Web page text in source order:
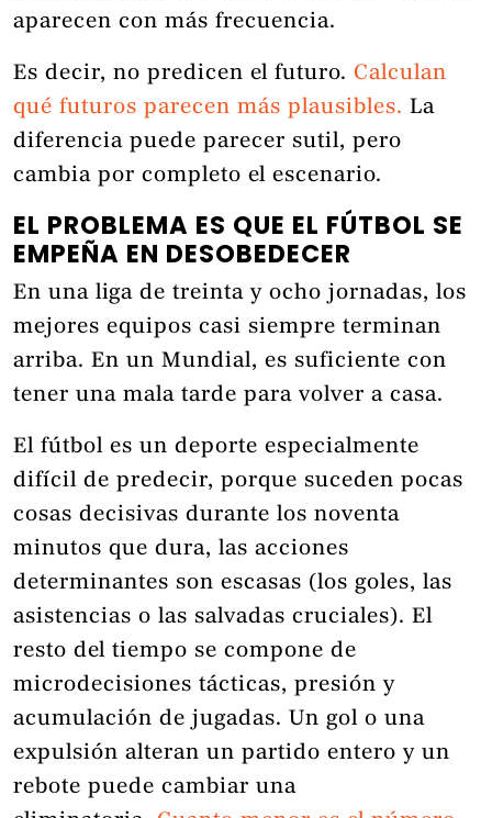
aparecen con más frecuencia.
Es decir, no predicen el futuro. Calculan
qué futuros parecen más plausibles. La
diferencia puede parecer sutil, pero
cambia por completo el escenario.
EL PROBLEMA ES QUE EL FÚTBOL SE
EMPEÑA EN DESOBEDECER
En una liga de treinta y ocho jornadas, los
mejores equipos casi siempre terminan
arriba. En un Mundial, es suficiente con
tener una mala tarde para volver a casa.
El fútbol es un deporte especialmente
difícil de predecir, porque suceden pocas
cosas decisivas durante los noventa
minutos que dura, las acciones
determinantes son escasas (los goles, las
asistencias o las salvadas cruciales). El
resto del tiempo se compone de
microdecisiones tácticas, presión y
acumulación de jugadas. Un gol o una
expulsión alteran un partido entero y un
rebote puede cambiar una